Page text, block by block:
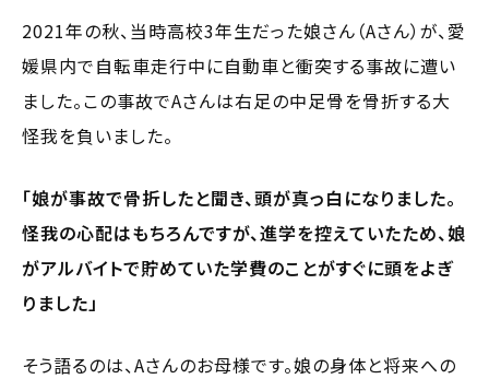
2021年の秋、当時高校3年生だった娘さん（Aさん）が、愛
媛県内で自転車走行中に自動車と衝突する事故に遭い
ました。この事故でAさんは右足の中足骨を骨折する大
怪我を負いました。
「娘が事故で骨折したと聞き、頭が真っ白になりました。
怪我の心配はもちろんですが、進学を控えていたため、娘
がアルバイトで貯めていた学費のことがすぐに頭をよぎ
りました」
そう語るのは、Aさんのお母様です。娘の身体と将来への